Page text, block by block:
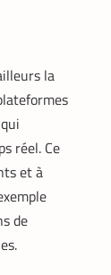
la
réel. Ce
et à
de